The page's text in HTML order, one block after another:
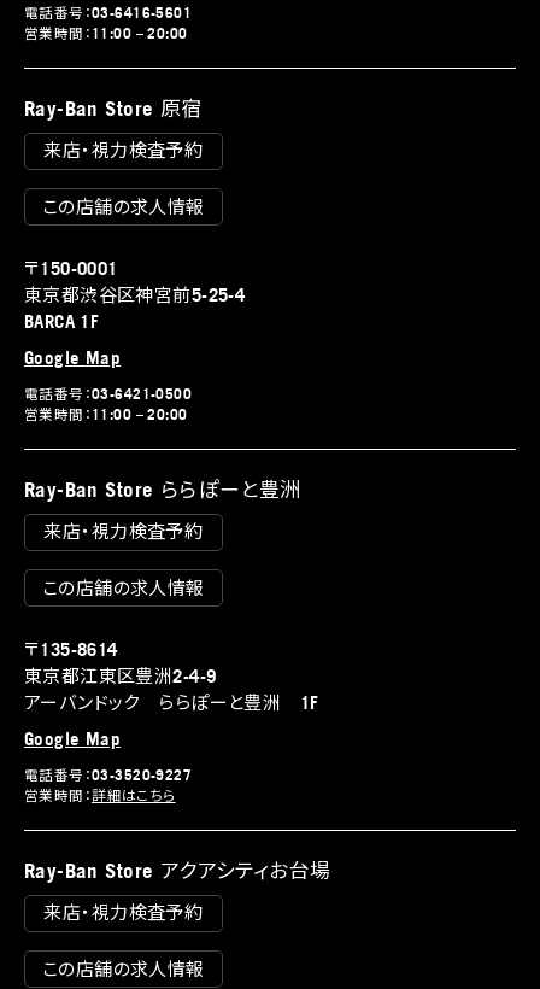
電話番号：03-6416-5601
営業時間：11:00 – 20:00
Ray-Ban Store 原宿
来店・視力検査予約
この店舗の求人情報
〒150-0001
東京都渋谷区神宮前5-25-4
BARCA 1F
Google Map
電話番号：03-6421-0500
営業時間：11:00 – 20:00
Ray-Ban Store ららぽーと豊洲
来店・視力検査予約
この店舗の求人情報
〒135-8614
東京都江東区豊洲2-4-9
アーバンドック ららぽーと豊洲 1F
Google Map
電話番号：03-3520-9227
営業時間：詳細はこちら
Ray-Ban Store アクアシティお台場
来店・視力検査予約
この店舗の求人情報